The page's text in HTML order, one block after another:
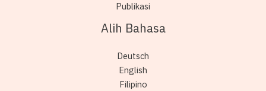
Publikasi
Alih Bahasa
Deutsch
English
Filipino